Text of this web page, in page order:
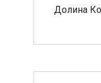
Долина